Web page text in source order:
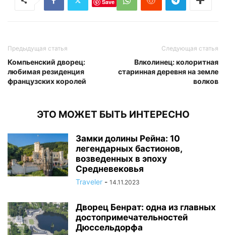
Save
Предыдущая статья
Компьенский дворец:
любимая резиденция
французских королей
Следующая статья
Влколинец: колоритная
старинная деревня на земле
волков
ЭТО МОЖЕТ БЫТЬ ИНТЕРЕСНО
Замки долины Рейна: 10
легендарных бастионов,
возведенных в эпоху
Средневековья
Traveler - 14.11.2023
Дворец Бенрат: одна из главных
достопримечательностей
Дюссельдорфа